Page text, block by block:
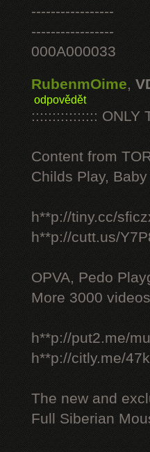
-----------------
-----------------
000A000033
RubenmOime,
odpovědět
:::::::::::::::: ONLY
Content from
Childs Play,
h**p://tiny.cc/
h**p://cutt.us/
OPVA, Pedo
More 3000
h**p://put2.me/
h**p://citly.me/
The new and
Full Siberian